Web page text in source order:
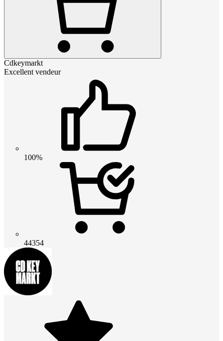
Cdkeymarkt
Excellent vendeur
100%
44354